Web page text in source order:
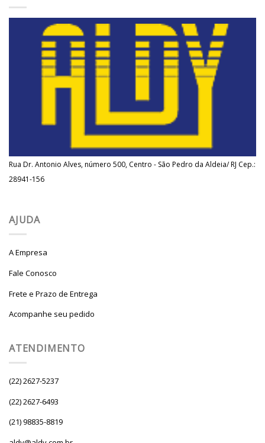
Rua Dr. Antonio Alves, número 500, Centro - São Pedro da Aldeia/ RJ Cep.:
28941-156
AJUDA
A Empresa
Fale Conosco
Frete e Prazo de Entrega
Acompanhe seu pedido
ATENDIMENTO
(22) 2627-5237
(22) 2627-6493
(21) 98835-8819